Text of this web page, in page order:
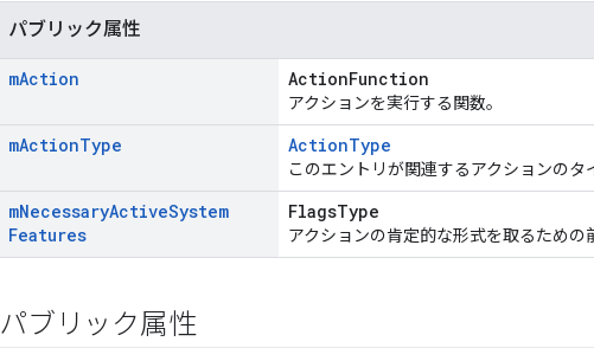
パブリック属性
mAction ActionFunction
アクションを実行する関数。
mActionType ActionType
このエントリが関連するアクションのタ
mNecessaryActiveSystem
Features
FlagsType
アクションの肯定的な形式を取るための
パブリック属性